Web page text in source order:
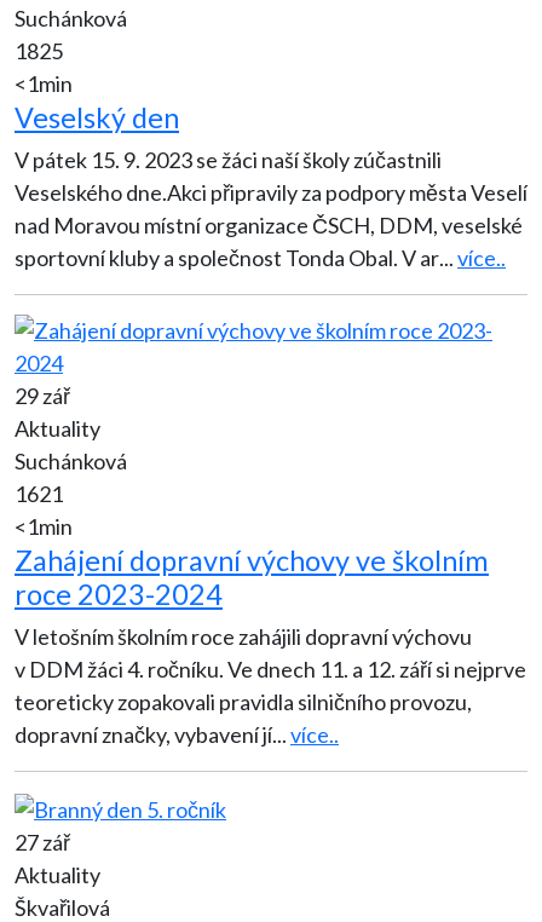
Suchánková
1825
<1min
Veselský den
V pátek 15. 9. 2023 se žáci naší školy zúčastnili
Veselského dne.Akci připravily za podpory města Veselí
nad Moravou místní organizace ČSCH, DDM, veselské
sportovní kluby a společnost Tonda Obal. V ar...více..
29 zář
Aktuality
Suchánková
1621
<1min
Zahájení dopravní výchovy ve školním
roce 2023-2024
V letošním školním roce zahájili dopravní výchovu
v DDM žáci 4. ročníku. Ve dnech 11. a 12. září si nejprve
teoreticky zopakovali pravidla silničního provozu,
dopravní značky, vybavení jí...více..
27 zář
Aktuality
Škvařilová